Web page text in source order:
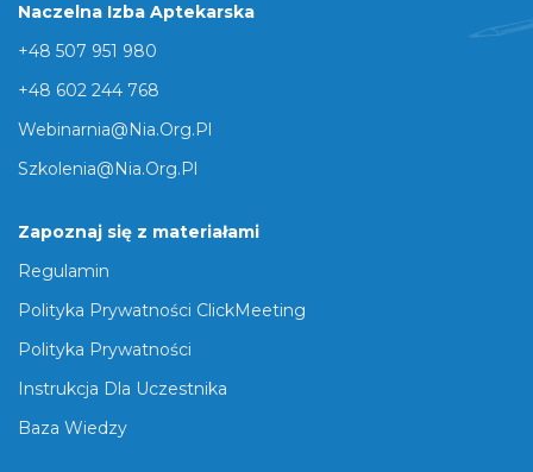
Naczelna Izba Aptekarska
+48 507 951 980
+48 602 244 768
Webinarnia@nia.org.pl
Szkolenia@nia.org.pl
Zapoznaj się z materiałami
Regulamin
Polityka Prywatności ClickMeeting
Polityka Prywatności
Instrukcja Dla Uczestnika
Baza Wiedzy